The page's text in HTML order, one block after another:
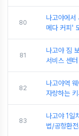
80
나고야에서
메다 커피'
81
나고야 짐
서비스 센
82
나고야역
자랑하는
83
나고야 1일
법/공항환